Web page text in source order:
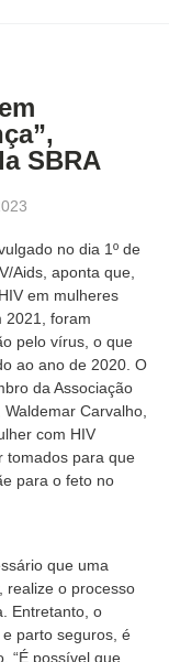
SBRA
no dia 1º de
Aids, aponta que,
em mulheres
2021, foram
pelo vírus, o que
ao ano de 2020. O
da Associação
Carvalho,
com HIV
tomados para que
para o feto no
que uma
realize o processo
Entretanto, o
parto seguros, é
“É possível que